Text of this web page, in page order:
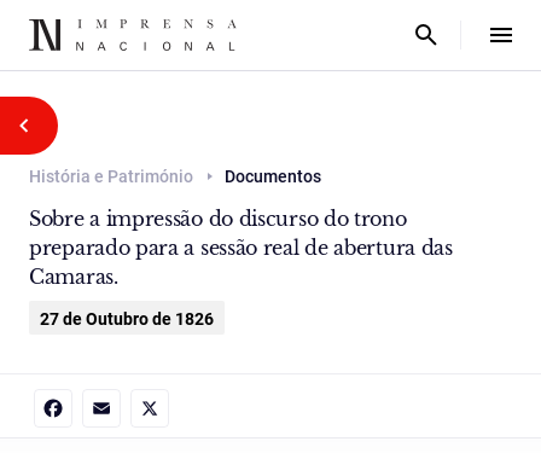
História e Património Documentos
Sobre a impressão do discurso do trono
preparado para a sessão real de abertura das
Camaras.
27 de Outubro de 1826